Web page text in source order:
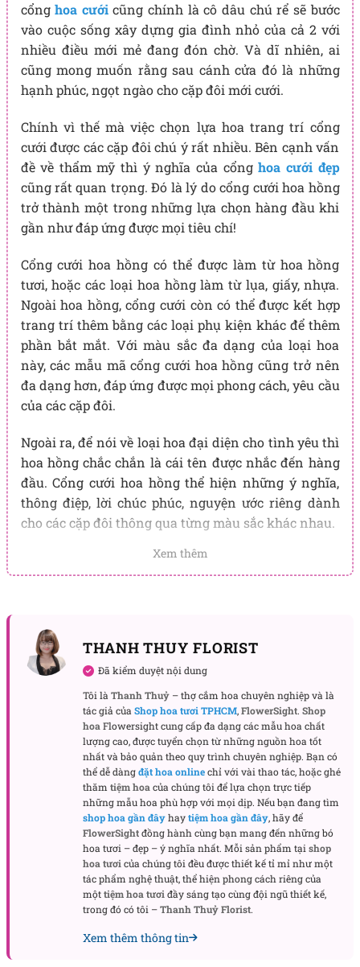
cổnghoa cướicũng chính là cô dâu chú rể sẽ bước
vào cuộc sống xây dựng gia đình nhỏ của cả 2 với
nhiều điều mới mẻ đang đón chờ. Và dĩ nhiên, ai
cũng mong muốn rằng sau cánh cửa đó là những
hạnh phúc, ngọt ngào cho cặp đôi mới cưới.
Chính vì thế mà việc chọn lựa hoa trang trí cổng
cưới được các cặp đôi chú ý rất nhiều. Bên cạnh vấn
đề về thẩm mỹ thì ý nghĩa của cổnghoa cưới đẹp
cũng rất quan trọng. Đó là lý do cổng cưới hoa hồng
trở thành một trong những lựa chọn hàng đầu khi
gần như đáp ứng được mọi tiêu chí!
Cổng cưới hoa hồng có thể được làm từ hoa hồng
tươi, hoặc các loại hoa hồng làm từ lụa, giấy, nhựa.
Ngoài hoa hồng, cổng cưới còn có thể được kết hợp
trang trí thêm bằng các loại phụ kiện khác để thêm
phần bắt mắt. Với màu sắc đa dạng của loại hoa
này, các mẫu mã cổng cưới hoa hồng cũng trở nên
đa dạng hơn, đáp ứng được mọi phong cách, yêu cầu
của các cặp đôi.
Ngoài ra, để nói về loại hoa đại diện cho tình yêu thì
hoa hồng chắc chắn là cái tên được nhắc đến hàng
đầu. Cổng cưới hoa hồng thể hiện những ý nghĩa,
thông điệp, lời chúc phúc, nguyện ước riêng dành
cho các cặp đôi thông qua từng màu sắc khác nhau.
Cổng cưới được làm từ hoa hồng tươi 100%
Xem thêm: Tổng hợp các mẫuhoa cưới cầm tay đơn
cho cô dâu được yêu thích nhất
2. Ý nghĩa của cổng cưới hoa hồng theo màu sắc
Để chọn được cổng cưới hoa hồng đẹp và ưng ý nhất
Xem thêm
THANH THUY FLORIST
Đã kiểm duyệt nội dung
Tôi làThanh Thuỷ – thợ cắm hoa chuyên nghiệp và là
tác giả củaShop hoa tươi TPHCM,FlowerSight. Shop
hoaFlowersight cung cấp đa dạng các mẫu hoa chất
lượng cao, được tuyển chọn từ những nguồn hoa tốt
nhất và bảo quản theo quy trình chuyên nghiệp. Bạn có
thể dễ dàngđặt hoa onlinechỉ với vài thao tác, hoặc ghé
thămtiệm hoacủa chúng tôi để lựa chọn trực tiếp
những mẫu hoa phù hợp với mọi dịp. Nếu bạn đang tìm
shop hoa gần đâyhaytiệm hoa gần đây, hãy để
FlowerSightđồng hành cùng bạn mang đến những bó
hoa tươi – đẹp – ý nghĩa nhất. Mỗi sản phẩm tạishop
hoa tươicủa chúng tôi đều được thiết kế tỉ mỉ như một
tác phẩm nghệ thuật, thể hiện phong cách riêng của
mộttiệm hoa tươiđầy sáng tạo cùng đội ngũ thiết kế,
trong đó có tôi –Thanh Thuỷ Florist.
Xem thêm thông tin